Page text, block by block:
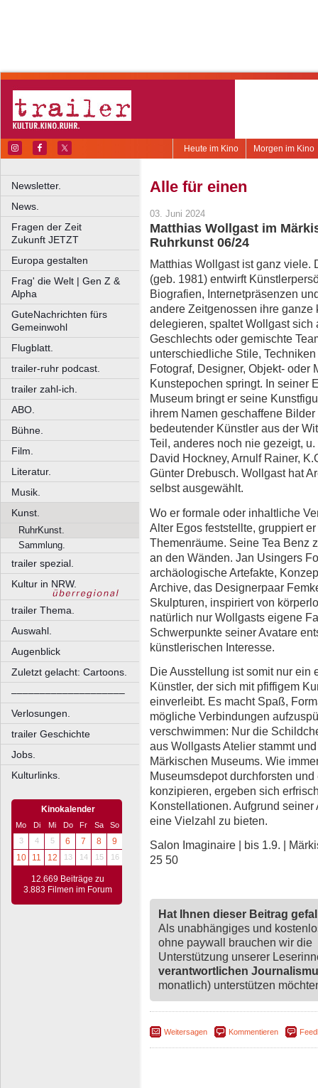
Morgen im Kino
Heute im Kino
Newsletter.
News.
Fragen der Zeit
Zukunft JETZT
Europa gestalten
Frag' die Welt | Gen Z &
Alpha
GuteNachrichten fürs
Gemeinwohl
Flugblatt.
trailer-ruhr podcast.
trailer zahl-ich.
ABO.
Bühne.
Film.
Literatur.
Musik.
Kunst.
RuhrKunst.
Sammlung.
trailer spezial.
Kultur in NRW.
trailer Thema.
Auswahl.
Augenblick
Zuletzt gelacht: Cartoons.
––––––––––––––––––––
Verlosungen.
trailer Geschichte
Jobs.
Kulturlinks.
Kinokalender
Mo Di Mi Do Fr Sa
So
3
4 5 6 7 8
9
10
11 12 13 14 15 16
12.669 Beiträge zu
3.883 Filmen im Forum
Alle für einen
03. Juni 2024
Matthias Wollgast im
Ruhrkunst 06/24
Matthias Wollgast ist ganz viele.
(geb. 1981) entwirft
Biografien, Internetpräsenzen
andere Zeitgenossen ihre
delegieren, spaltet Wollgast sich
Geschlechts oder gemischte
unterschiedliche Stile,
Fotograf, Designer, Objekt- oder
Kunstepochen springt. In seiner
Museum bringt er seine
ihrem Namen geschaffene
bedeutender Künstler aus der
Teil, anderes noch nie gezeigt,
David Hockney, Arnulf Rainer,
Günter Drebusch. Wollgast hat
selbst ausgewählt.
Wo er formale oder inhaltliche
Alter Egos feststellte, gruppiert
Themenräume. Seine Tea Benz
an den Wänden. Jan Usingers
archäologische Artefakte,
Archive, das Designerpaar
Skulpturen, inspiriert von
natürlich nur Wollgasts eigene
Schwerpunkte seiner Avatare
künstlerischen Interesse.
Die Ausstellung ist somit nur ein
Künstler, der sich mit pfiffigem
einverleibt. Es macht Spaß,
mögliche Verbindungen
verschwimmen: Nur die
aus Wollgasts Atelier stammt
Märkischen Museums. Wie
Museumsdepot durchforsten
konzipieren, ergeben sich
Konstellationen. Aufgrund
eine Vielzahl zu bieten.
Salon Imaginaire | bis 1.9. |
25 50
Hat Ihnen dieser Beitrag
Als unabhängiges und
ohne paywall brauchen wir die
Unterstützung unserer
verantwortlichen
monatlich) unterstützen
Weitersagen Kommentieren